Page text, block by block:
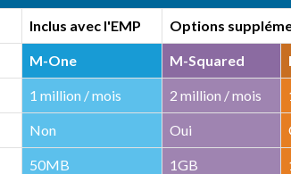
Inclus avec l'EMP Options
M-One M-Squared
1 million / mois 2 million / mois
Non Oui
50MB 1GB